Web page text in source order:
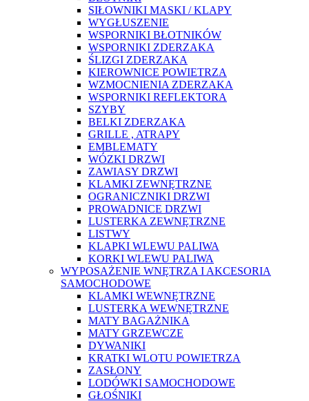
SIŁOWNIKI MASKI / KLAPY
WYGŁUSZENIE
WSPORNIKI BŁOTNIKÓW
WSPORNIKI ZDERZAKA
ŚLIZGI ZDERZAKA
KIEROWNICE POWIETRZA
WZMOCNIENIA ZDERZAKA
WSPORNIKI REFLEKTORA
SZYBY
BELKI ZDERZAKA
GRILLE , ATRAPY
EMBLEMATY
WÓZKI DRZWI
ZAWIASY DRZWI
KLAMKI ZEWNĘTRZNE
OGRANICZNIKI DRZWI
PROWADNICE DRZWI
LUSTERKA ZEWNĘTRZNE
LISTWY
KLAPKI WLEWU PALIWA
KORKI WLEWU PALIWA
WYPOSAŻENIE WNĘTRZA I AKCESORIA
SAMOCHODOWE
KLAMKI WEWNĘTRZNE
LUSTERKA WEWNĘTRZNE
MATY BAGAŻNIKA
MATY GRZEWCZE
DYWANIKI
KRATKI WLOTU POWIETRZA
ZASŁONY
LODÓWKI SAMOCHODOWE
GŁOŚNIKI